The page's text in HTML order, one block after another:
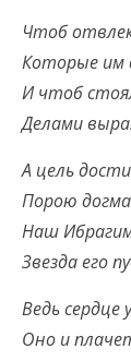
Чтоб
Которые им
И чтоб
Делами
А цель
Порою
Наш
Звезда его
Ведь сердце
Оно и